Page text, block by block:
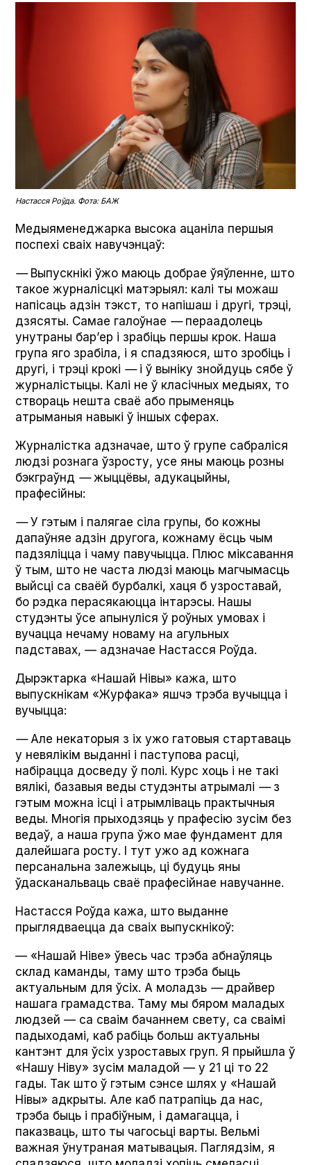
Настасся Роўда. Фота: БАЖ
Медыяменеджарка высока ацаніла першыя
поспехі сваіх навучэнцаў:
— Выпускнікі ўжо маюць добрае ўяўленне, што
такое журналісцкі матэрыял: калі ты можаш
напісаць адзін тэкст, то напішаш і другі, трэці,
дзясяты. Самае галоўнае —пераадолець
унутраны бар’ер і зрабіць першы крок. Наша
група яго зрабіла, і я спадзяюся, што зробіць і
другі, і трэці крокі —і ў выніку знойдуць сябе ў
журналістыцы. Калі не ў класічных медыях, то
створаць нешта сваё або прыменяць
атрыманыя навыкі ў іншых сферах.
Журналістка адзначае, што ў групе сабраліся
людзі рознага ўзросту, усе яны маюць розны
бэкграўнд —жыццёвы, адукацыйны,
прафесійны:
—У гэтым і палягае сіла групы, бо кожны
дапаўняе адзін другога, кожнаму ёсць чым
падзяліцца і чаму павучыцца. Плюс міксавання
ў тым, што не часта людзі маюць магчымасць
выйсці са сваёй бурбалкі, хаця б узроставай,
бо рэдка перасякаюцца інтарэсы. Нашы
студэнты ўсе апынуліся ў роўных умовах і
вучацца нечаму новаму на агульных
падставах, — адзначае Настасся Роўда.
Дырэктарка «Нашай Нівы» кажа, што
выпускнікам «Журфака» яшчэ трэба вучыцца і
вучыцца:
—Але некаторыя з іх ужо гатовыя стартаваць
у невялікім выданні і паступова расці,
набірацца досведу ў полі. Курс хоць і не такі
вялікі, базавыя веды студэнты атрымалі —з
гэтым можна ісці і атрымліваць практычныя
веды. Многія прыходзяць у прафесію зусім без
ведаў, а наша група ўжо мае фундамент для
далейшага росту. І тут ужо ад кожнага
персанальна залежыць, ці будуць яны
ўдасканальваць сваё прафесійнае навучанне.
Настасся Роўда кажа, што выданне
прыглядваецца да сваіх выпускнікоў:
— «Нашай Ніве» ўвесь час трэба абнаўляць
склад каманды, таму што трэба быць
актуальным для ўсіх. А моладзь —драйвер
нашага грамадства. Таму мы бяром маладых
людзей — са сваім бачаннем свету, са сваімі
падыходамі, каб рабіць больш актуальны
кантэнт для ўсіх узроставых груп. Я прыйшла ў
«Нашу Ніву» зусім маладой — у 21 ці то 22
гады. Так што ў гэтым сэнсе шлях у «Нашай
Нівы» адкрыты. Але каб патрапіць да нас,
трэба быць і прабіўным, і дамагацца, і
паказваць, што ты чагосьці варты. Вельмі
важная ўнутраная матывацыя. Паглядзім, я